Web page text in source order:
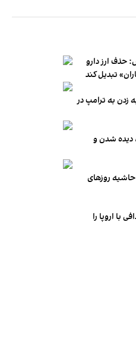
ارز دارو
زدن به ترامپ در
دیده شدن و
روزهای
با اروپا را